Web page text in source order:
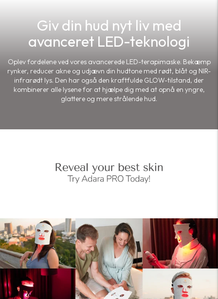
Giv din hud nyt liv med
avanceret LED-teknologi
Oplev fordelene ved vores avancerede LED-terapimaske. Bekæmp
rynker, reducer akne og udjævn din hudtone med rødt, blåt og NIR-
infrarødt lys. Den har også den kraftfulde GLOW-tilstand, der
kombinerer alle lysene for at hjælpe dig med at opnå en yngre,
glattere og mere strålende hud.